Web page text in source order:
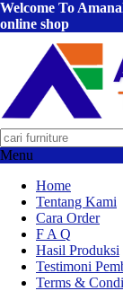
Welcome To
online shop
Menu
Home
Tentang Kami
Cara Order
F A Q
Hasil Produksi
Testimoni
Terms &